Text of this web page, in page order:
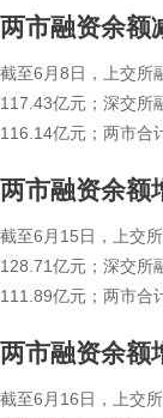
两市融资余额
截至6月8日，上交所
117.43亿元；深交所
116.14亿元；两市合
两市融资余额
截至6月15日，上交
128.71亿元；深交所
111.89亿元；两市合
两市融资余额
截至6月16日，上交